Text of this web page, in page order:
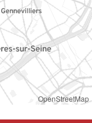
OpenStreetMap